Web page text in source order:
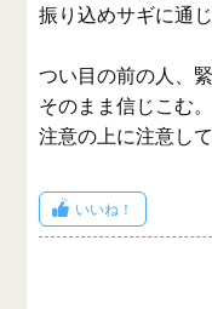
振り込めサギに通
つい目の前の人、
そのまま信じこむ
注意の上に注意して
いいね！